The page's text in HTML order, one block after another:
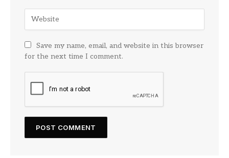
Save my name, email, and website in this browser
for the next time I comment.